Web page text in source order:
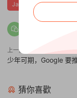
Jawbone up3
上一篇
少年可期，Google 要
猜你喜歡